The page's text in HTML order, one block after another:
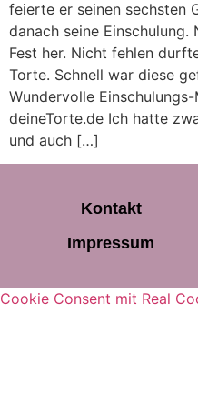
feierte er seinen sechsten
danach seine
Fest her. Nicht fehlen
Torte. Schnell war diese
Wundervolle
deineTorte.de Ich hatte
und auch […]
Kontakt
Impressum
Cookie Consent mit Real